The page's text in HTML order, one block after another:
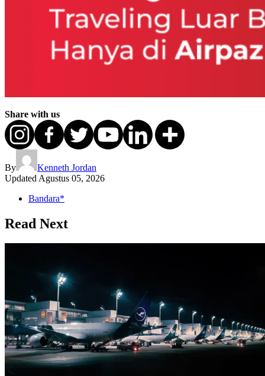
Share with us
By
Kenneth Jordan
Updated Agustus 05, 2026
Bandara*
Read Next